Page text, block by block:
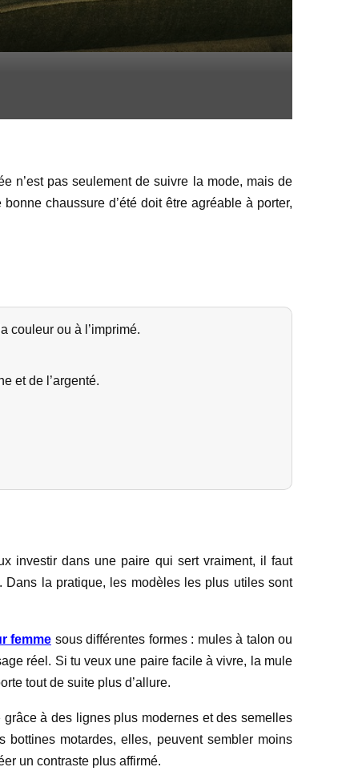
n’est pas seulement de suivre la mode, mais de
chaussure d’été doit être agréable à porter,
couleur ou à l’imprimé.
et de l’argenté.
investir dans une paire qui sert vraiment, il faut
la pratique, les modèles les plus utiles sont
femme sous différentes formes : mules à talon ou
réel. Si tu veux une paire facile à vivre, la mule
tout de suite plus d’allure.
à des lignes plus modernes et des semelles
motardes, elles, peuvent sembler moins
un contraste plus affirmé.